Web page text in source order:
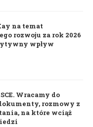
na temat
rozwoju za rok 2026
wpływ
Wracamy do
rozmowy z
na które wciąż